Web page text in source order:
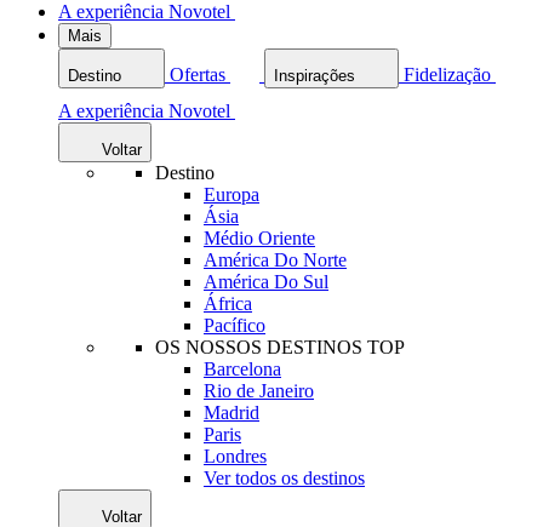
A experiência Novotel
Mais
Destino Ofertas Inspirações
Fidelização
A experiência Novotel
Voltar
Destino
Europa
Ásia
Médio Oriente
América Do Norte
América Do Sul
África
Pacífico
OS NOSSOS DESTINOS TOP
Barcelona
Rio de Janeiro
Madrid
Paris
Londres
Ver todos os destinos
Voltar